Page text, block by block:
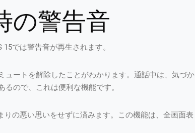
の警告音
では警告音が再生されます。
ートを解除したことがわかります。通話中は、気づか
ので、これは便利な機能です。
の悪い思いをせずに済みます。この機能は、全画面表